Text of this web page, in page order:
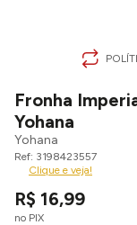
Fronha
Yohana
Yohana
3198423557
Clique e veja!
R$ 16,99
no PIX